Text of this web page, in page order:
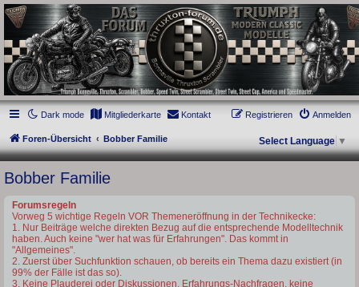
thruxton-forum.de
DAS FORUM! Alles rund um die Triumph Modern Classic Modelle. Das Forum für
die New Bonneville Baureihen ab BJ 2001. Triumph Bonneville, Thruxton,
Scrambler, Bobber, Speed Twin, Street Scrambler, Street Twin, Street Cup, America
und Speedmaster.
Dark mode
Mitgliederkarte Kontakt Anmelden
Registrieren
Foren-Übersicht Bobber Familie Select Language ▼
Bobber Familie
Forumsregeln
Vorweg 5 wichtige Regeln VOR Themeneröffnung in der Technikecke:
1. Nur Beiträge welche direkten Bezug auf die entsprechende Modelltechnik
haben. Auch keine "wer hat was für Erfahrungen". Das kommt in
"Allgemeines".
2. Zuerst über Suchfunktion schauen, ob bereits ein Thema dazu existiert (in
99% der Fälle ist das so).
3. Keine Plauderei oder Diskussionen, Erfahrungs-Nachfragen, keine